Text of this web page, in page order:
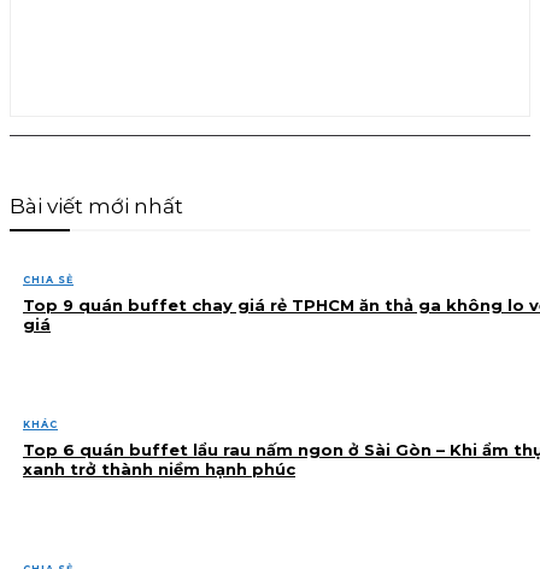
Bài viết mới nhất
CHIA SẺ
Top 9 quán buffet chay giá rẻ TPHCM ăn thả ga không lo
giá
KHÁC
Top 6 quán buffet lẩu rau nấm ngon ở Sài Gòn – Khi ẩm
xanh trở thành niềm hạnh phúc